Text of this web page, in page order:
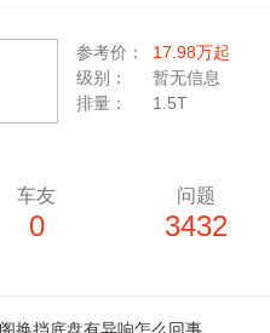
参考价：
17.98万起
级别：
暂无信息
排量：
1.5T
车友
0
问题
3432
视频小于200M